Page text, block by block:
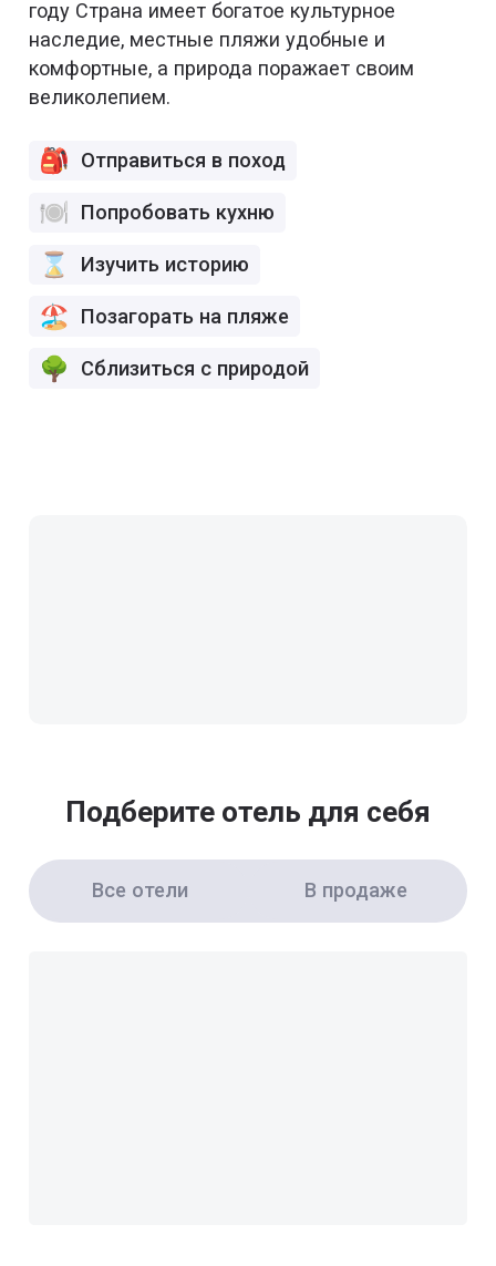
году Страна имеет богатое культурное
наследие, местные пляжи удобные и
комфортные, а природа поражает своим
великолепием.
Отправиться в поход
Попробовать кухню
Изучить историю
Позагорать на пляже
Сблизиться с природой
Подберите отель для себя
Все отели В продаже